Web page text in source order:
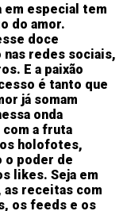
em especial tem
do amor.
doce
redes sociais,
E a paixão
é tanto que
já somam
onda
a fruta
holofotes,
o poder de
likes. Seja em
as receitas com
os feeds e os